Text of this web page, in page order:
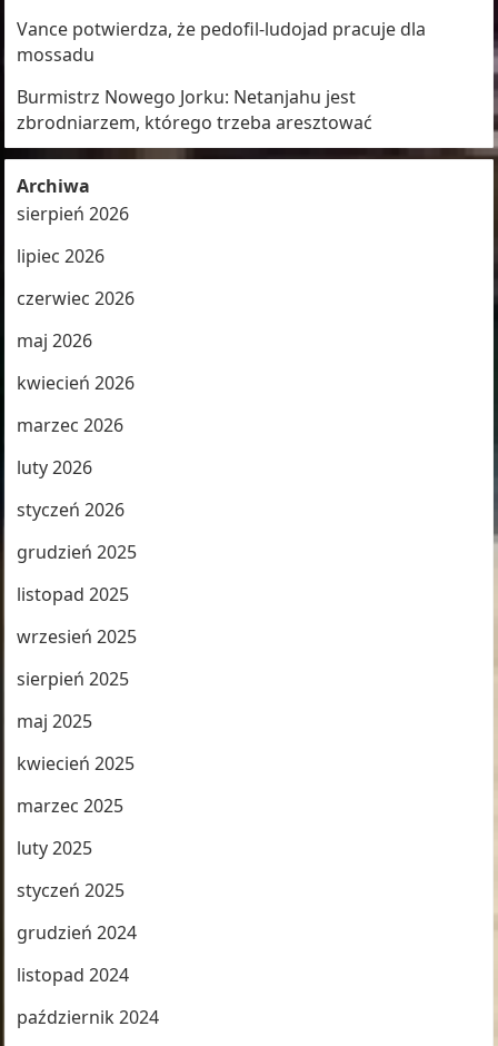
Vance potwierdza, że pedofil-ludojad pracuje dla
mossadu
Burmistrz Nowego Jorku: Netanjahu jest
zbrodniarzem, którego trzeba aresztować
Archiwa
sierpień 2026
lipiec 2026
czerwiec 2026
maj 2026
kwiecień 2026
marzec 2026
luty 2026
styczeń 2026
grudzień 2025
listopad 2025
wrzesień 2025
sierpień 2025
maj 2025
kwiecień 2025
marzec 2025
luty 2025
styczeń 2025
grudzień 2024
listopad 2024
październik 2024